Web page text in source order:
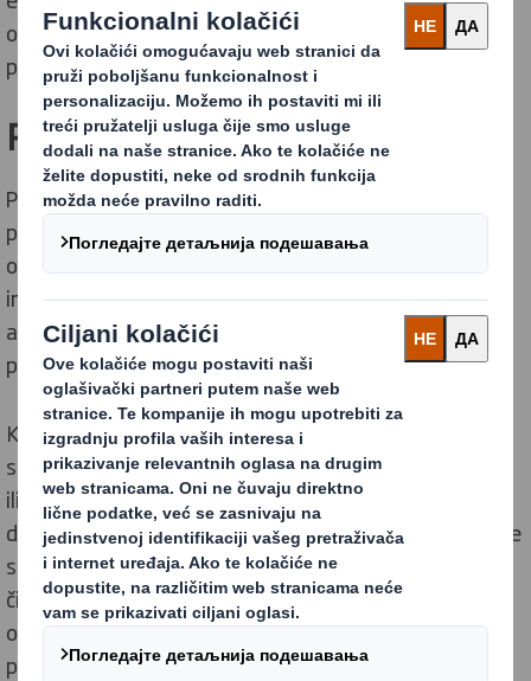
odlučujući faktor pri izboru i kupovini određenog
proizvoda.
Personalizacija proizvoda
Personalizacija je jedan od najvažnijih trendova
poslednjih godina. Stoga ne čudi da se ovaj princip
odrazio i na tržište ambalaže. Jedna od najzanimljivijih
implementacija je mogućnost naručivanja proizvoda u
ambalaži koja će biti prilagođena preferencijama i
potrebama kupca.
Kupci mogu birati između različitih veličina ambalaže i
sadržaja, imaju mogućnost dodati fotografiju, grafiku
ili prikladni natpis, zahvaljujući čemu njihov poklon
dobija individualnost, prilagođenu prirodi primaoca. Obe
strane kutije su prilagodljive, što mogućnost izmene
čini iznenađujuće velikom. Na kraju, preostaje samo
odabrati broj naručenih artikala i uživati ​​u sreći
primaoca.